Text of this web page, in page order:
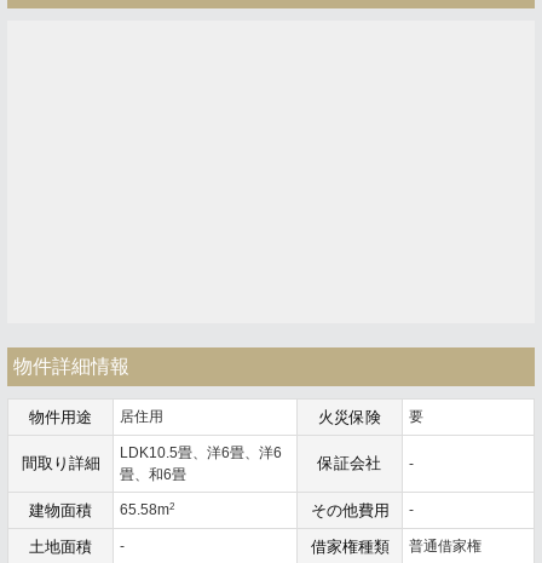
物件詳細情報
物件用途 居住用 火災保険 要
間取り詳細
LDK10.5畳、洋6畳、洋6
畳、和6畳
保証会社 -
建物面積 65.58m2 その他費用 -
土地面積 - 借家権種類 普通借家権